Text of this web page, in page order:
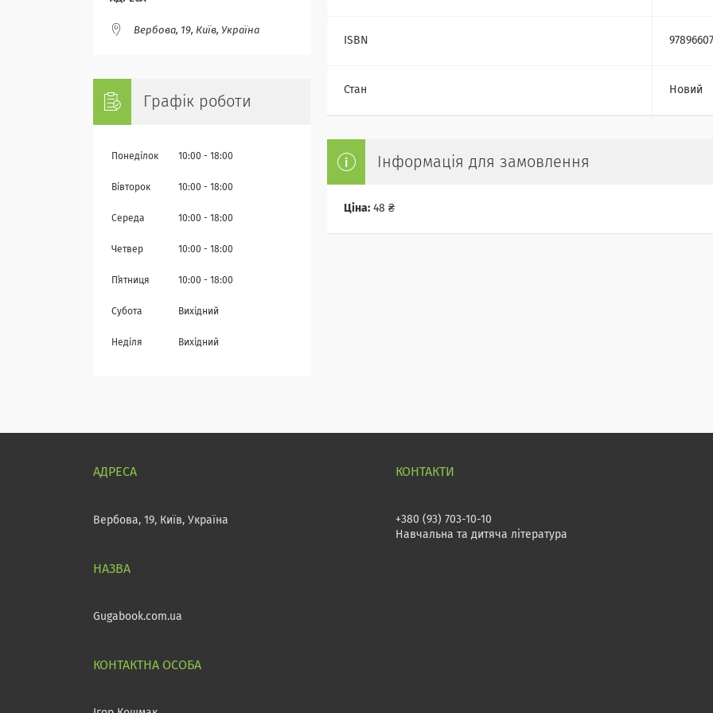
ISBN
Стан Новий
Інформація для замовлення
Ціна: 48 ₴
Вербова, 19, Київ, Україна
Графік роботи
Понеділок 10:00 18:00
Вівторок 10:00 18:00
Середа 10:00 18:00
Четвер 10:00 18:00
Пʼятниця 10:00 18:00
Субота Вихідний
Неділя Вихідний
Вербова, 19, Київ, Україна
Gugabook.com.ua
+380 (93) 703-10-10
Навчальна та дитяча література